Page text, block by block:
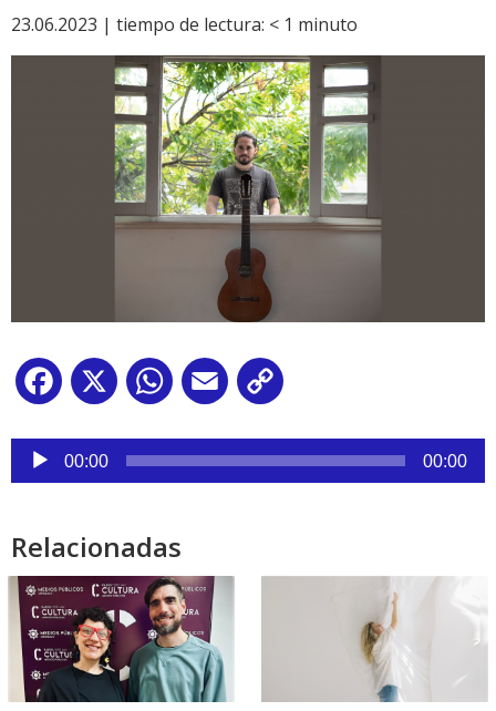
23.06.2023 | tiempo de lectura: < 1 minuto
Facebook
X WhatsApp
Email
Reproductor
audio
00:00 00:00
Relacionadas